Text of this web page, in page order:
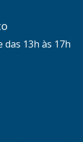
das 13h às 17h